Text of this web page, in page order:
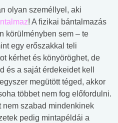
olyan személlyel, aki
! A fizikai bántalmazás
körülményben sem – te
egy erőszakkal teli
kérhet és könyöröghet, de
és a saját érdekeidet kell
megütött téged, akkor
többet nem fog előfordulni.
szabad mindenkinek
pedig mintapéldái a